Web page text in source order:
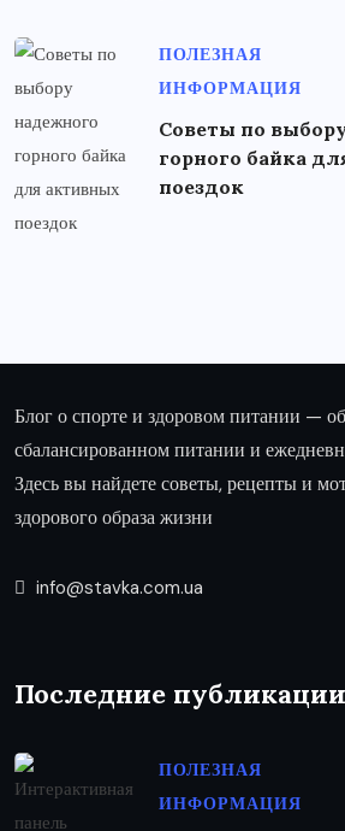
ПОЛЕЗНАЯ
ИНФОРМАЦИЯ
Советы по
горного байка
поездок
Блог о спорте и здоровом питании —
сбалансированном питании и
Здесь вы найдете советы, рецепты и
здорового образа жизни
info@stavka.com.ua
Последние публикации
ПОЛЕЗНАЯ
ИНФОРМАЦИЯ